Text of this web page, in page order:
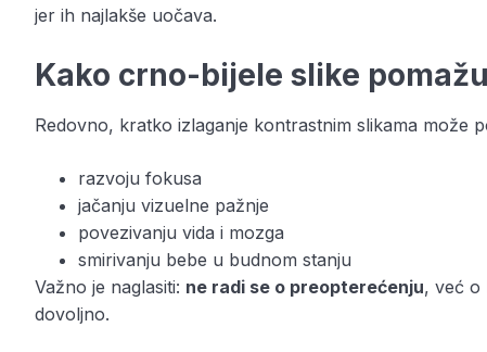
jer ih najlakše uočava.
Kako crno-bijele slike
Redovno, kratko izlaganje kontrastnim slikama može
razvoju fokusa
jačanju vizuelne pažnje
povezivanju vida i mozga
smirivanju bebe u budnom stanju
Važno je naglasiti: ne radi se o preopterećenju, već o
dovoljno.